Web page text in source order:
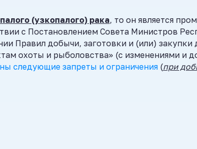
(узкопалого) рака, то он является
с Постановлением Совета Министров
Правил добычи, заготовки и (или)
охоты и рыболовства» (с изменениями и
следующие запреты и ограничения (при